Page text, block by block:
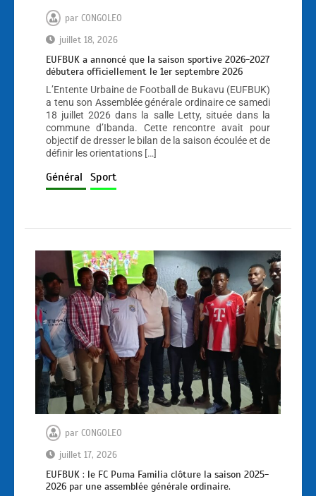
par CONGOLEO
juillet 18, 2026
EUFBUK a annoncé que la saison sportive 2026-2027
débutera officiellement le 1er septembre 2026
L’Entente Urbaine de Football de Bukavu (EUFBUK)
a tenu son Assemblée générale ordinaire ce samedi
18 juillet 2026 dans la salle Letty, située dans la
commune d’Ibanda. Cette rencontre avait pour
objectif de dresser le bilan de la saison écoulée et de
définir les orientations […]
Général Sport
par CONGOLEO
juillet 17, 2026
EUFBUK : le FC Puma Familia clôture la saison 2025-
2026 par une assemblée générale ordinaire.